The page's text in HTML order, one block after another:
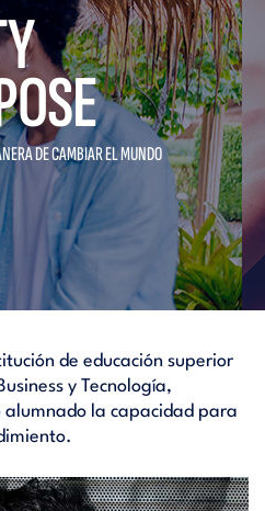
DE CAMBIAR EL MUNDO
de educación superior
y Tecnología,
la capacidad para